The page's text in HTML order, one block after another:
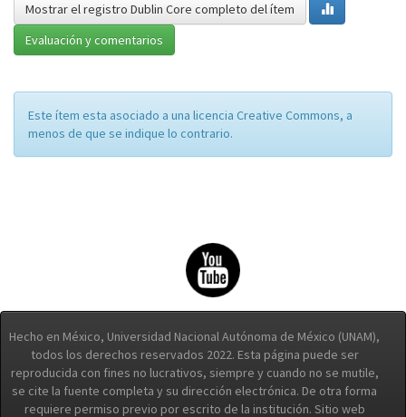
Mostrar el registro Dublin Core completo del ítem
Evaluación y comentarios
Este ítem esta asociado a una licencia Creative Commons, a
menos de que se indique lo contrario.
Hecho en México, Universidad Nacional Autónoma de México (UNAM),
todos los derechos reservados 2022. Esta página puede ser
reproducida con fines no lucrativos, siempre y cuando no se mutile,
se cite la fuente completa y su dirección electrónica. De otra forma
requiere permiso previo por escrito de la institución. Sitio web